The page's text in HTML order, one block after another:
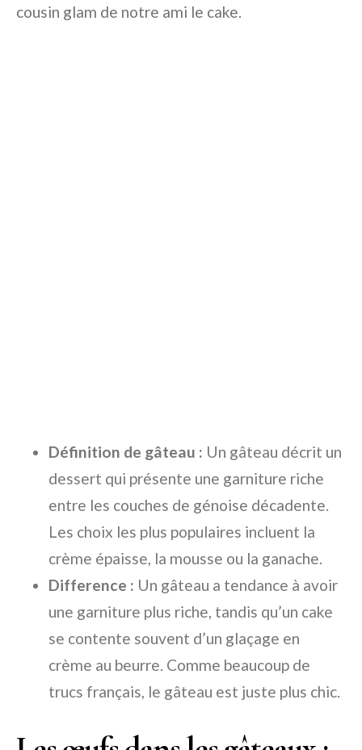
cousin glam de notre ami le cake.
Définition de gâteau : Un gâteau décrit un
dessert qui présente une garniture riche
entre les couches de génoise décadente.
Les choix les plus populaires incluent la
crème épaisse, la mousse ou la ganache.
Difference : Un gâteau a tendance à avoir
une garniture plus riche, tandis qu’un cake
se contente souvent d’un glaçage en
crème au beurre. Comme beaucoup de
trucs français, le gâteau est juste plus chic.